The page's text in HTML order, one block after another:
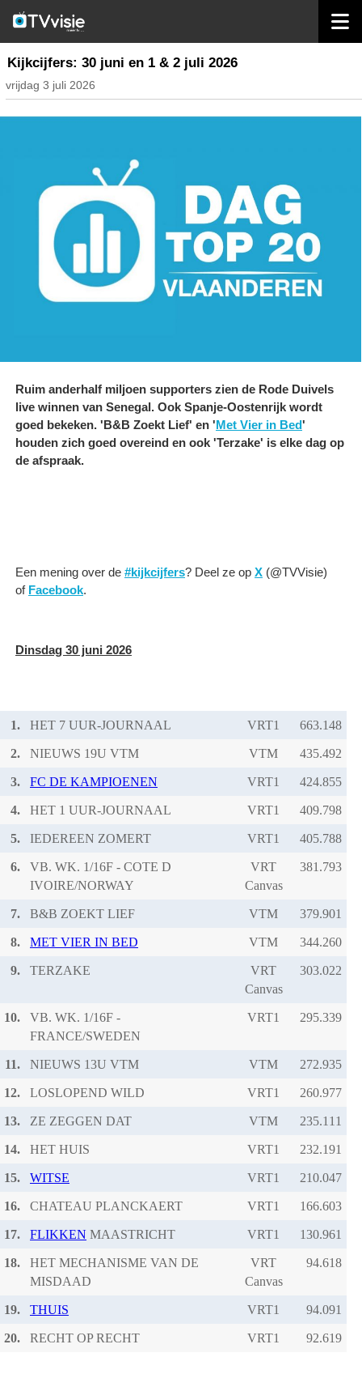
nieuws belgië
Kijkcijfers: 30 juni en 1 & 2 juli 2026
vrijdag 3 juli 2026
Ruim anderhalf miljoen supporters zien de Rode Duivels
live winnen van Senegal. Ook Spanje-Oostenrijk wordt
goed bekeken. 'B&B Zoekt Lief' en 'Met Vier in Bed'
houden zich goed overeind en ook 'Terzake' is elke dag op
de afspraak.
Een mening over de #kijkcijfers? Deel ze op X (@TVVisie)
of Facebook.
Dinsdag 30 juni 2026
1. HET 7 UUR-JOURNAAL VRT1
2. NIEUWS 19U VTM VTM
3. FC DE KAMPIOENEN VRT1
4. HET 1 UUR-JOURNAAL VRT1
5. IEDEREEN ZOMERT VRT1
6.
VB. WK. 1/16F - COTE D
IVOIRE/NORWAY
VRT
Canvas
7. B&B ZOEKT LIEF VTM
8. MET VIER IN BED VTM
9. TERZAKE
VRT
Canvas
10.
VB. WK. 1/16F -
FRANCE/SWEDEN
VRT1
11. NIEUWS 13U VTM VTM
12. LOSLOPEND WILD VRT1
13. ZE ZEGGEN DAT VTM
14. HET HUIS VRT1
15. WITSE VRT1
16. CHATEAU PLANCKAERT VRT1
17. FLIKKEN MAASTRICHT VRT1
18.
HET MECHANISME VAN DE
MISDAAD
VRT
Canvas
19. THUIS VRT1
20. RECHT OP RECHT VRT1